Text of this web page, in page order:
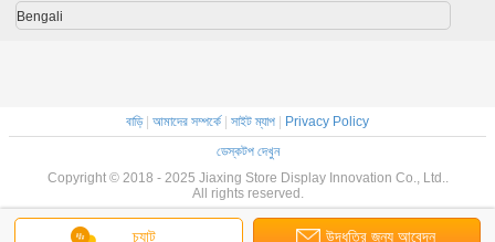
চ্যাট উদ্ধৃতির জন্য আবেদন
Bengali
বাড়ি| আমাদের সম্পর্কে সাইট ম্যাপ
Privacy Policy
ডেস্কটপ দেখুন
Copyright © 2018 - 2025 Jiaxing Store Display Innovation Co., Ltd..
All rights reserved.